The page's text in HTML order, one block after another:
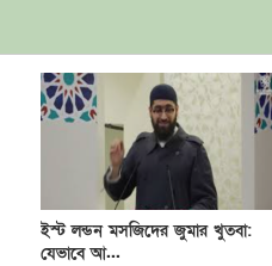
ইস্ট লন্ডন মসজিদের জুমার খুতবা:
যেভাবে আ...